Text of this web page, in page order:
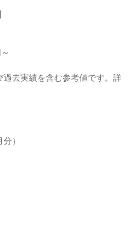
去実績を含む参考値です。詳
）